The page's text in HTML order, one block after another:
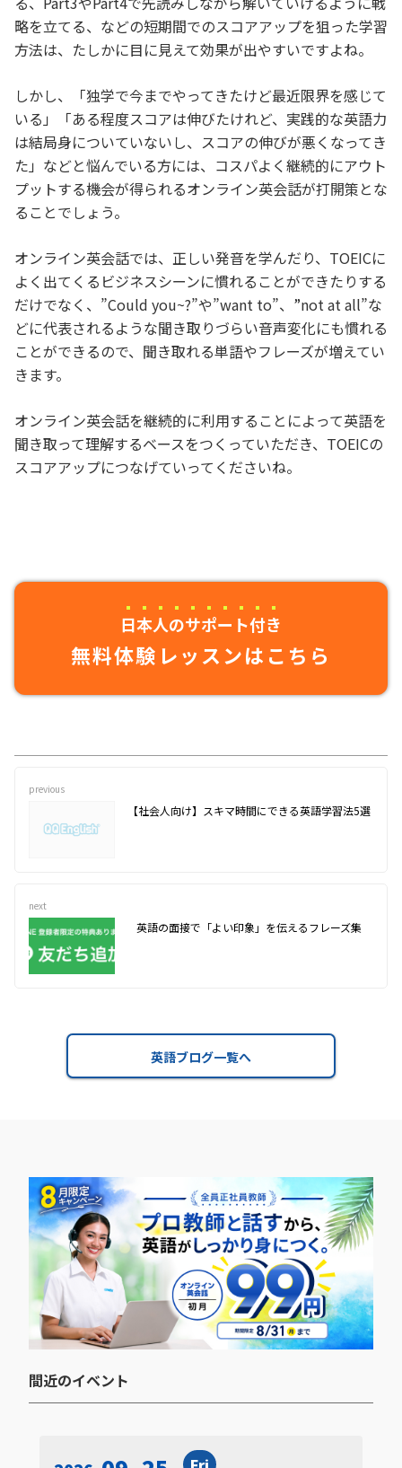
略を立てる、などの短期間でのスコアアップを狙った学習
方法は、たしかに目に見えて効果が出やすいですよね。
しかし、「独学で今までやってきたけど最近限界を感じて
いる」「ある程度スコアは伸びたけれど、実践的な英語力
は結局身についていないし、スコアの伸びが悪くなってき
た」などと悩んでいる方には、コスパよく継続的にアウト
プットする機会が得られるオンライン英会話が打開策とな
ることでしょう。
オンライン英会話では、正しい発音を学んだり、TOEICに
よく出てくるビジネスシーンに慣れることができたりする
だけでなく、”Could you~?”や”want to”、”not at all”な
どに代表されるような聞き取りづらい音声変化にも慣れる
ことができるので、聞き取れる単語やフレーズが増えてい
きます。
オンライン英会話を継続的に利用することによって英語を
聞き取って理解するベースをつくっていただき、TOEICの
スコアアップにつなげていってくださいね。
日本人のサポート付き
無料体験レッスンはこちら
previous
【社会人向け】スキマ時間にできる英語学習法5選
next
英語の面接で「よい印象」を伝えるフレーズ集
英語ブログ一覧へ
間近のイベント​